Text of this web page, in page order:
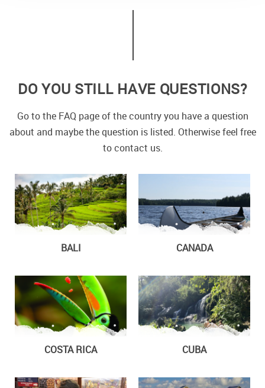
DO YOU STILL HAVE QUESTIONS?
Go to the FAQ page of the country you have a question
about and maybe the question is listed. Otherwise feel free
to contact us.
BALI CANADA
COSTA RICA CUBA